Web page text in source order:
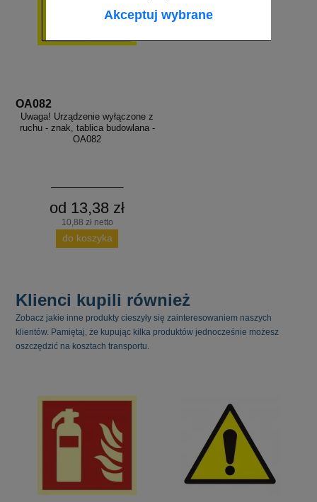
Akceptuj wybrane
OA082
Uwaga! Urządzenie wyłączone z
ruchu - znak, tablica budowlana -
OA082
od 13,38 zł
10,88 zł netto
do koszyka
Klienci kupili również
Zobacz jakie inne produkty cieszyły się zainteresowaniem naszych
klientów. Pamiętaj, że kupując kilka produktów jednocześnie możesz
oszczędzić na kosztach transportu.